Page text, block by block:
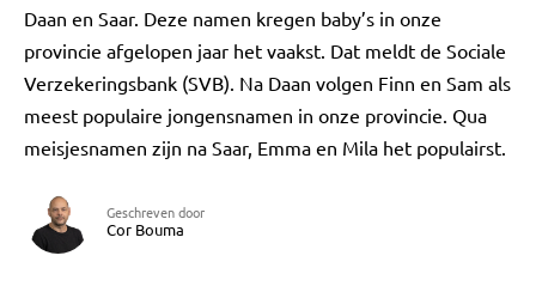
Daan en Saar. Deze namen kregen baby’s in onze
provincie afgelopen jaar het vaakst. Dat meldt de Sociale
Verzekeringsbank (SVB). Na Daan volgen Finn en Sam als
meest populaire jongensnamen in onze provincie. Qua
meisjesnamen zijn na Saar, Emma en Mila het populairst.
Geschreven door
Cor Bouma